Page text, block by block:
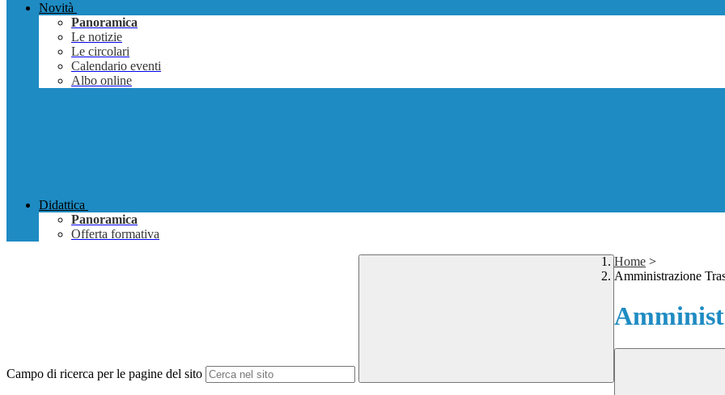
Novità
Panoramica
Le notizie
Le circolari
Calendario eventi
Albo online
Didattica
Panoramica
Offerta formativa
Campo di ricerca per le pagine del sito
Home >
Amministrazione